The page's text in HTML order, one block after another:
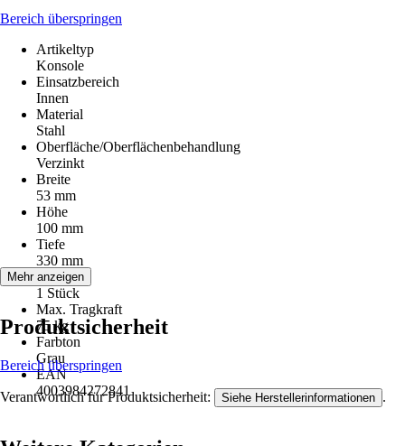
Bereich überspringen
Artikeltyp
Konsole
Einsatzbereich
Innen
Material
Stahl
Oberfläche/Oberflächenbehandlung
Verzinkt
Breite
53 mm
Höhe
100 mm
Tiefe
330 mm
Inhalt
1 Stück
Max. Tragkraft
75 kg
Farbton
Grau
EAN
4003984272841
Mehr anzeigen
Produktsicherheit
Bereich überspringen
Verantwortlich für Produktsicherheit: Siehe Herstellerinformationen .